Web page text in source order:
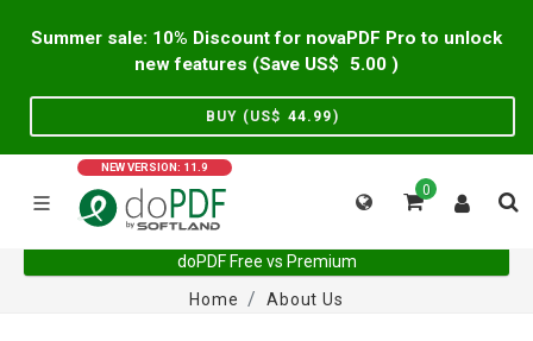
Summer sale: 10% Discount for novaPDF Pro to unlock
new features (Save US$
5.00 )
BUY (US$ 44.99)
NEW VERSION: 11.9
0
doPDF Free vs Premium
Home
About Us